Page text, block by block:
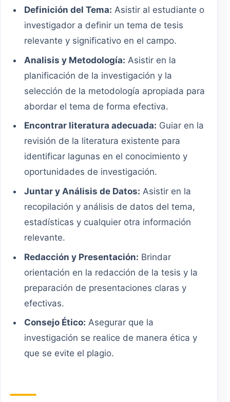
Definición del Tema: Asistir al estudiante o
investigador a definir un tema de tesis
relevante y significativo en el campo.
Analisis y Metodología: Asistir en la
planificación de la investigación y la
selección de la metodología apropiada para
abordar el tema de forma efectiva.
Encontrar literatura adecuada: Guiar en la
revisión de la literatura existente para
identificar lagunas en el conocimiento y
oportunidades de investigación.
Juntar y Análisis de Datos: Asistir en la
recopilación y análisis de datos del tema,
estadísticas y cualquier otra información
relevante.
Redacción y Presentación: Brindar
orientación en la redacción de la tesis y la
preparación de presentaciones claras y
efectivas.
Consejo Ético: Asegurar que la
investigación se realice de manera ética y
que se evite el plagio.